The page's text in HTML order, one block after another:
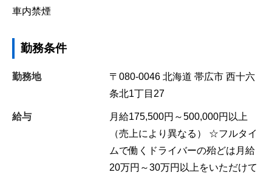
車内禁煙
勤務条件
勤務地 〒080-0046 北海道 帯広市 西十六
条北1丁目27
給与
月給175,500円～500,000円以上
（売上により異なる） ☆フルタイ
ムで働くドライバーの殆どは月給
20万円～30万円以上をいただけて